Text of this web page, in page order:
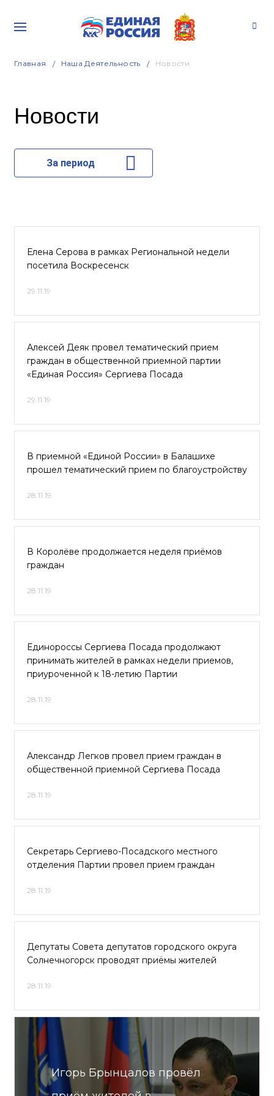
Главная Наша Деятельность Новости
Новости
За период
Елена Серова в рамках Региональной недели
посетила Воскресенск
29.11.19
Алексей Деяк провел тематический прием
граждан в общественной приемной партии
«Единая Россия» Сергиева Посада
29.11.19
В приемной «Единой России» в Балашихе
прошел тематический прием по благоустройству
28.11.19
В Королёве продолжается неделя приёмов
граждан
28.11.19
Единороссы Сергиева Посада продолжают
принимать жителей в рамках недели приемов,
приуроченной к 18-летию Партии
28.11.19
Александр Легков провел прием граждан в
общественной приемной Сергиева Посада
28.11.19
Секретарь Сергиево-Посадского местного
отделения Партии провел прием граждан
28.11.19
Депутаты Совета депутатов городского округа
Солнечногорск проводят приёмы жителей
28.11.19
Игорь Брынцалов провёл